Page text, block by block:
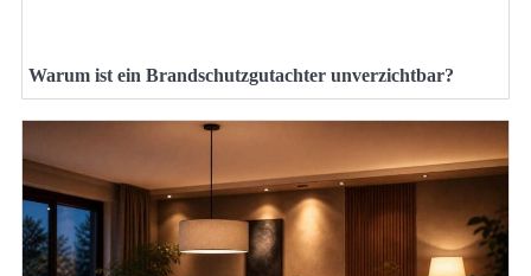
Warum ist ein Brandschutzgutachter unverzichtbar?